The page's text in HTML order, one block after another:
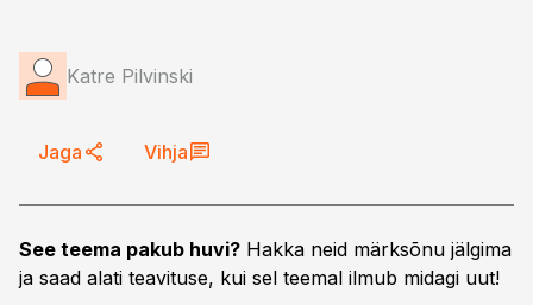
Katre Pilvinski
Jaga Vihja
See teema pakub huvi? Hakka neid märksõnu jälgima
ja saad alati teavituse, kui sel teemal ilmub midagi uut!